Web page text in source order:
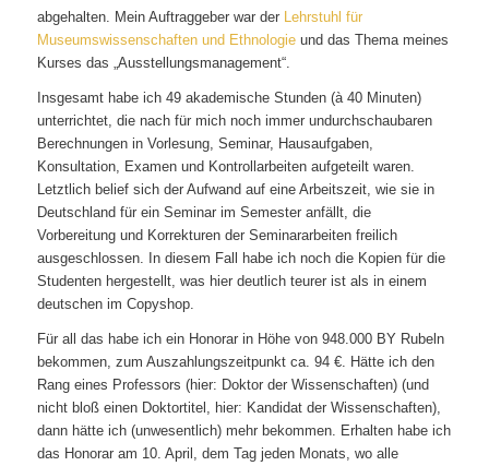
abgehalten. Mein Auftraggeber war der Lehrstuhl für
Museumswissenschaften und Ethnologieund das Thema meines
Kurses das „Ausstellungsmanagement“.
Insgesamt habe ich 49 akademische Stunden (à 40 Minuten)
unterrichtet, die nach für mich noch immer undurchschaubaren
Berechnungen in Vorlesung, Seminar, Hausaufgaben,
Konsultation, Examen und Kontrollarbeiten aufgeteilt waren.
Letztlich belief sich der Aufwand auf eine Arbeitszeit, wie sie in
Deutschland für ein Seminar im Semester anfällt, die
Vorbereitung und Korrekturen der Seminararbeiten freilich
ausgeschlossen. In diesem Fall habe ich noch die Kopien für die
Studenten hergestellt, was hier deutlich teurer ist als in einem
deutschen im Copyshop.
Für all das habe ich ein Honorar in Höhe von 948.000 BY Rubeln
bekommen, zum Auszahlungszeitpunkt ca. 94 €. Hätte ich den
Rang eines Professors (hier: Doktor der Wissenschaften) (und
nicht bloß einen Doktortitel, hier: Kandidat der Wissenschaften),
dann hätte ich (unwesentlich) mehr bekommen. Erhalten habe ich
das Honorar am 10. April, dem Tag jeden Monats, wo alle